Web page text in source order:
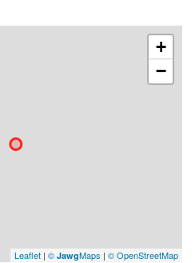
+
−
Leaflet | © JawgMaps | © OpenStreetMap